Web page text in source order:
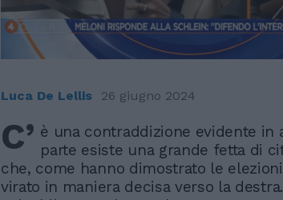
Luca De Lellis 26 giugno 2024
C’ è una contraddizione evidente in
parte esiste una grande fetta di
che, come hanno dimostrato le
virato in maniera decisa verso la